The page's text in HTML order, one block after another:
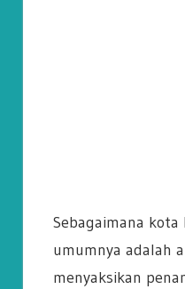
Sebagaimana
umumnya adalah
menyaksikan